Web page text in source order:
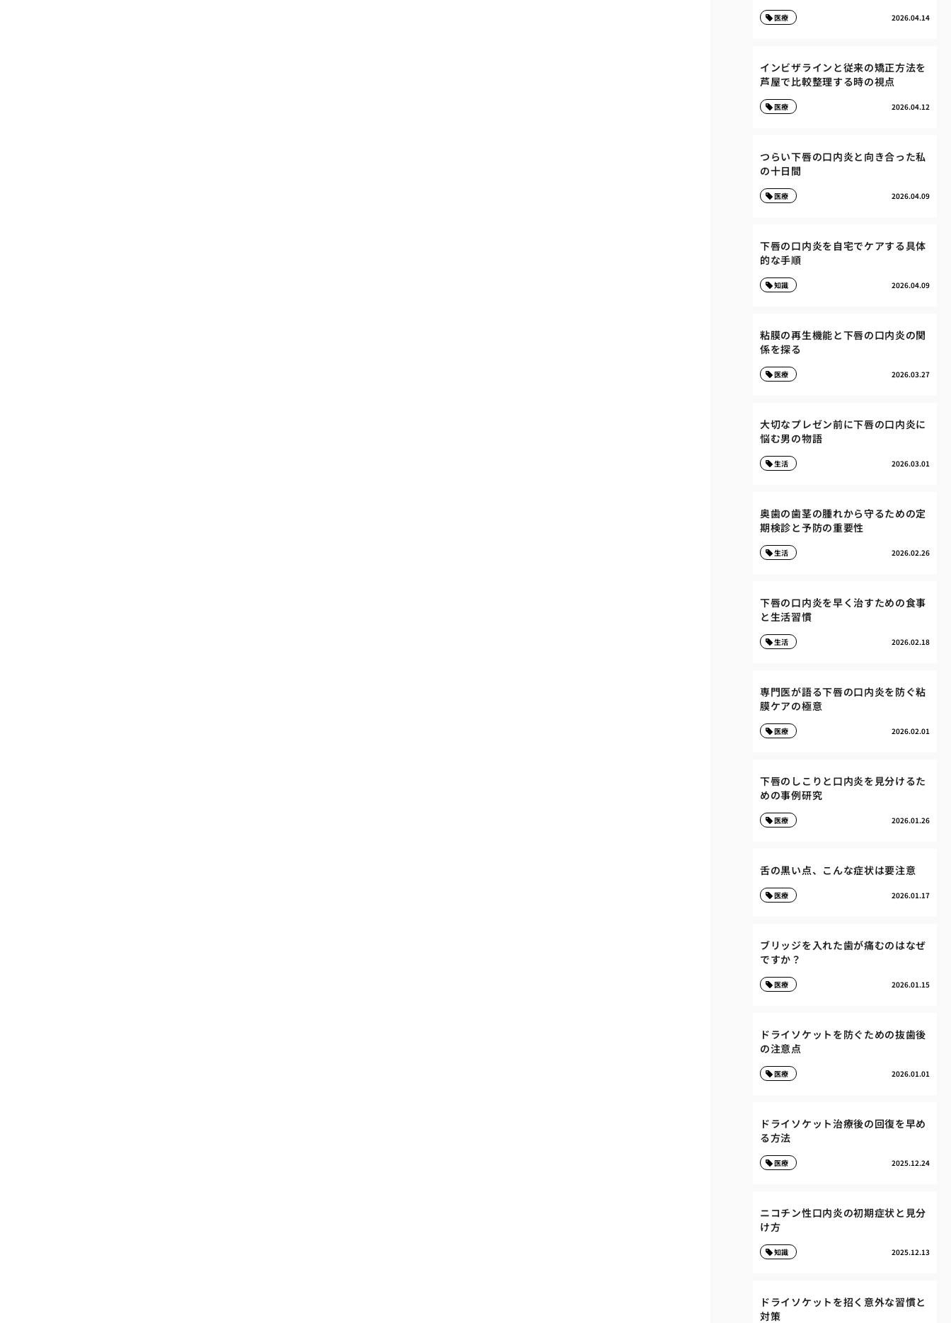
2026.04.14
医療
インビザラインと従来の矯正方法を
芦屋で比較整理する時の視点
2026.04.12
医療
つらい下唇の口内炎と向き合った私
の十日間
2026.04.09
医療
下唇の口内炎を自宅でケアする具体
的な手順
2026.04.09
知識
粘膜の再生機能と下唇の口内炎の関
係を探る
2026.03.27
医療
大切なプレゼン前に下唇の口内炎に
悩む男の物語
2026.03.01
生活
奥歯の歯茎の腫れから守るための定
期検診と予防の重要性
2026.02.26
生活
下唇の口内炎を早く治すための食事
と生活習慣
2026.02.18
生活
専門医が語る下唇の口内炎を防ぐ粘
膜ケアの極意
2026.02.01
医療
下唇のしこりと口内炎を見分けるた
めの事例研究
2026.01.26
医療
舌の黒い点、こんな症状は要注意
2026.01.17
医療
ブリッジを入れた歯が痛むのはなぜ
ですか？
2026.01.15
医療
ドライソケットを防ぐための抜歯後
の注意点
2026.01.01
医療
ドライソケット治療後の回復を早め
る方法
2025.12.24
医療
ニコチン性口内炎の初期症状と見分
け方
2025.12.13
知識
ドライソケットを招く意外な習慣と
対策